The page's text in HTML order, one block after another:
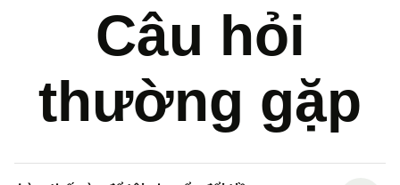
Câu hỏi
thường gặp